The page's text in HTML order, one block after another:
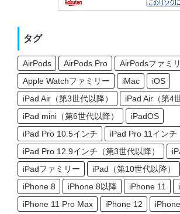
タグ
AirPods AirPods Pro
AirPodsファミ
Apple Watchファミリー
iMac
iOS
iPad Air（第3世代以降）
iPad Air（第4
iPad mini（第6世代以降）
iPadOS
iPad Pro 10.5インチ
iPad Pro 11インチ
iPad Pro 12.9インチ（第3世代以降）
iPadファミリー
iPad（第10世代以降）
iPhone 8
iPhone 8以降 iPhone 11
iPhone 11 Pro Max
iPhone 12